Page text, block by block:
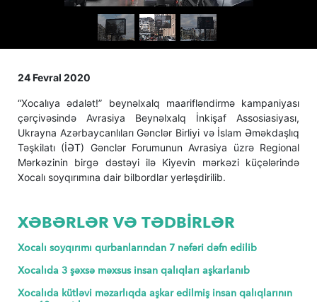
24 Fevral 2020
“Xocalıya ədalət!” beynəlxalq maarifləndirmə kampaniyası
çərçivəsində Avrasiya Beynəlxalq İnkişaf Assosiasiyası,
Ukrayna Azərbaycanlıları Gənclər Birliyi və İslam Əməkdaşlıq
Təşkilatı (İƏT) Gənclər Forumunun Avrasiya üzrə Regional
Mərkəzinin birgə dəstəyi ilə Kiyevin mərkəzi küçələrində
Xocalı soyqırımına dair bilbordlar yerləşdirilib.
XƏBƏRLƏR VƏ TƏDBİRLƏR
Xocalı soyqırımı qurbanlarından 7 nəfəri dəfn edilib
Xocalıda 3 şəxsə məxsus insan qalıqları aşkarlanıb
Xocalıda kütləvi məzarlıqda aşkar edilmiş insan qalıqlarının